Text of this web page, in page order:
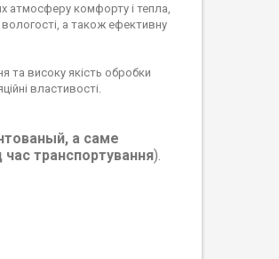
атмосферу комфорту і тепла,
а також ефективну
та високу якість обробки
властивості.
а саме
час транспортування).